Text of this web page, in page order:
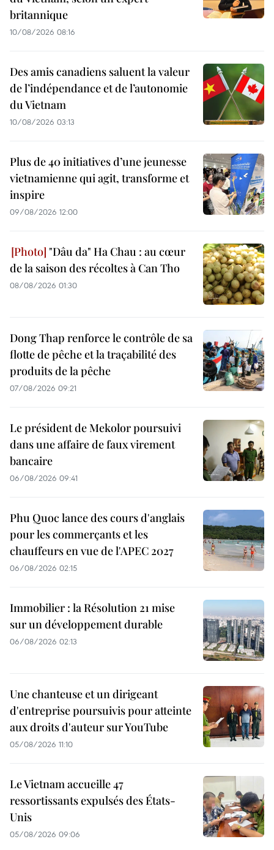
britannique
10/08/2026 08:16
Des amis canadiens saluent la valeur
de l’indépendance et de l’autonomie
du Vietnam
10/08/2026 03:13
Plus de 40 initiatives d’une jeunesse
vietnamienne qui agit, transforme et
inspire
09/08/2026 12:00
"Dâu da" Ha Chau : au cœur
de la saison des récoltes à Can Tho
08/08/2026 01:30
Dong Thap renforce le contrôle de sa
flotte de pêche et la traçabilité des
produits de la pêche
07/08/2026 09:21
Le président de Mekolor poursuivi
dans une affaire de faux virement
bancaire
06/08/2026 09:41
Phu Quoc lance des cours d'anglais
pour les commerçants et les
chauffeurs en vue de l'APEC 2027
06/08/2026 02:15
Immobilier : la Résolution 21 mise
sur un développement durable
06/08/2026 02:13
Une chanteuse et un dirigeant
d'entreprise poursuivis pour atteinte
aux droits d'auteur sur YouTube
05/08/2026 11:10
Le Vietnam accueille 47
ressortissants expulsés des États-
Unis
05/08/2026 09:06